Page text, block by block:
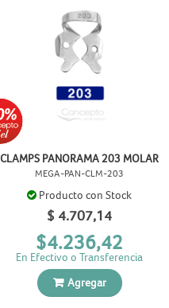
CLAMPS PANORAMA 203 MOLAR
MEGA-PAN-CLM-203
Producto con Stock
$ 4.707,14
En Efectivo o Transferencia
$4.236,42
Agregar